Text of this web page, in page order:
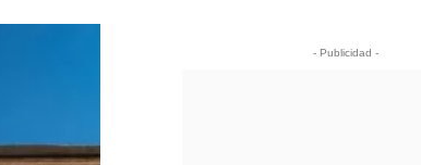
- Publicidad -